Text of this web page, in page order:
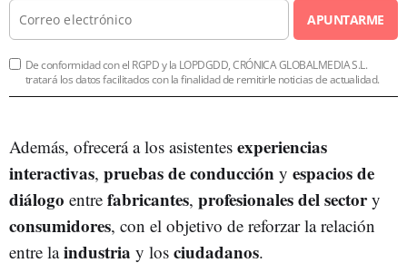
APUNTARME
De conformidad con el RGPD y la LOPDGDD, CRÓNICA GLOBALMEDIA S.L.
tratará los datos facilitados con la finalidad de remitirle noticias de actualidad.
Además, ofrecerá a los asistentes experiencias
interactivas, pruebas de conducción y espacios de
diálogo entre fabricantes, profesionales del sectory
consumidores, con el objetivo de reforzar la relación
entre laindustria y los ciudadanos.